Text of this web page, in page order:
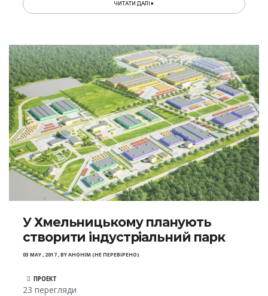
ЧИТАТИ ДАЛІ
У Хмельницькому планують
створити індустріальний парк
03 MAY , 2017,BYАНОНІМ (НЕ ПЕРЕВІРЕНО)
ПРОЕКТ
23 перегляди